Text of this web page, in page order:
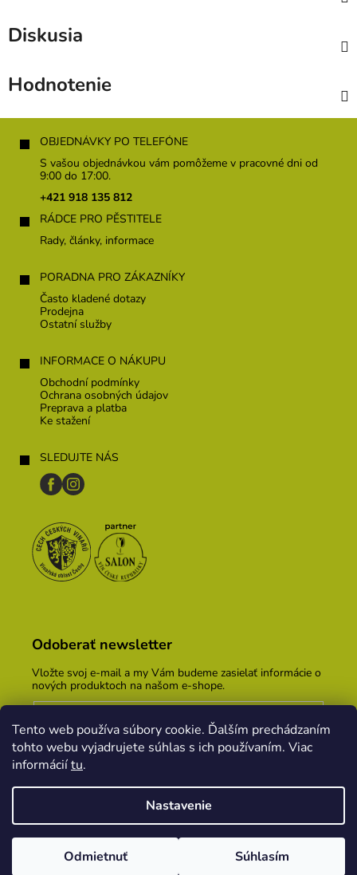
Tento web používa súbory cookie. Ďalším prechádzaním
tohto webu vyjadrujete súhlas s ich používaním. Viac
informáciítu.
Nastavenie
Odmietnuť Súhlasím
Diskusia
Hodnotenie
OBJEDNÁVKY PO TELEFÓNE
S vašou objednávkou vám pomôžeme v pracovné dni od
9:00 do 17:00.
+421 918 135 812
RÁDCE PRO PĚSTITELE
Rady, články, informace
PORADNA PRO ZÁKAZNÍKY
Často kladené dotazy
Prodejna
Ostatní služby
INFORMACE O NÁKUPU
Obchodní podmínky
Ochrana osobných údajov
Preprava a platba
Ke stažení
SLEDUJTE NÁS
Odoberať newsletter
Vložte svoj e-mail a my Vám budeme zasielať informácie o
nových produktoch na našom e-shope.
Vložením e-mailu súhlasíte s podmienkami ochrany
osobných údajov
PRIHLÁSIŤ SA
Vytvoril Shoptet
PekneWeby